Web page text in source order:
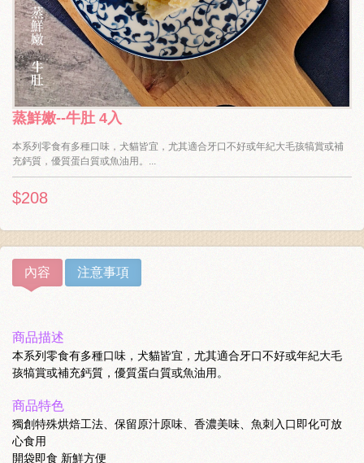
蒸鮮嫩--牛肚 4入
本系列零食有多種口味，犬貓皆宜，尤其適合牙口不好或年紀大毛孩犒賞或補
充鈣質，優質蛋白質或魚油用。...
$208
內容 注意事項
商品描述
本系列零食有多種口味，犬貓皆宜，尤其適合牙口不好或年紀大毛
孩犒賞或補充鈣質，優質蛋白質或魚油用。
商品特色
獨創特殊烘焙工法、保留原汁原味、香濃美味、魚刺入口即化可放
心食用
開袋即食 新鮮方便